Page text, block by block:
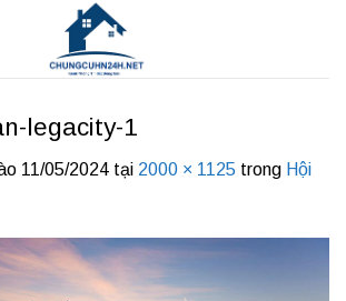
legacity-1
11/05/2024 tại 2000 × 1125 trong Hội